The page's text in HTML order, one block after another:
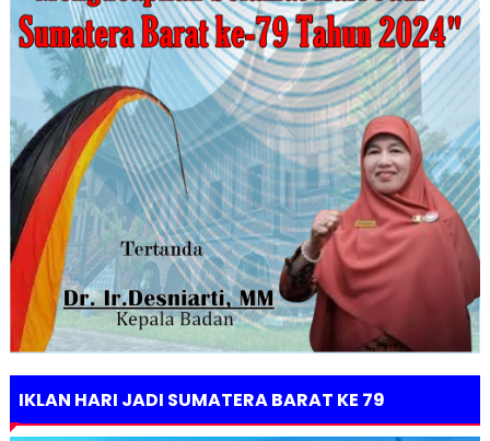
IKLAN HARI JADI SUMATERA BARAT KE 79